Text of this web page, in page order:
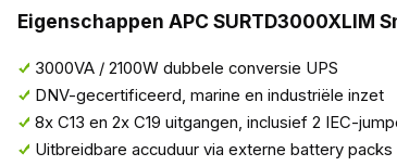
Eigenschappen APC SURTD3000XLIM
3000VA / 2100W dubbele conversie UPS
DNV-gecertificeerd, marine en industriële inzet
8x C13 en 2x C19 uitgangen, inclusief 2 IEC-
Uitbreidbare accuduur via externe battery packs